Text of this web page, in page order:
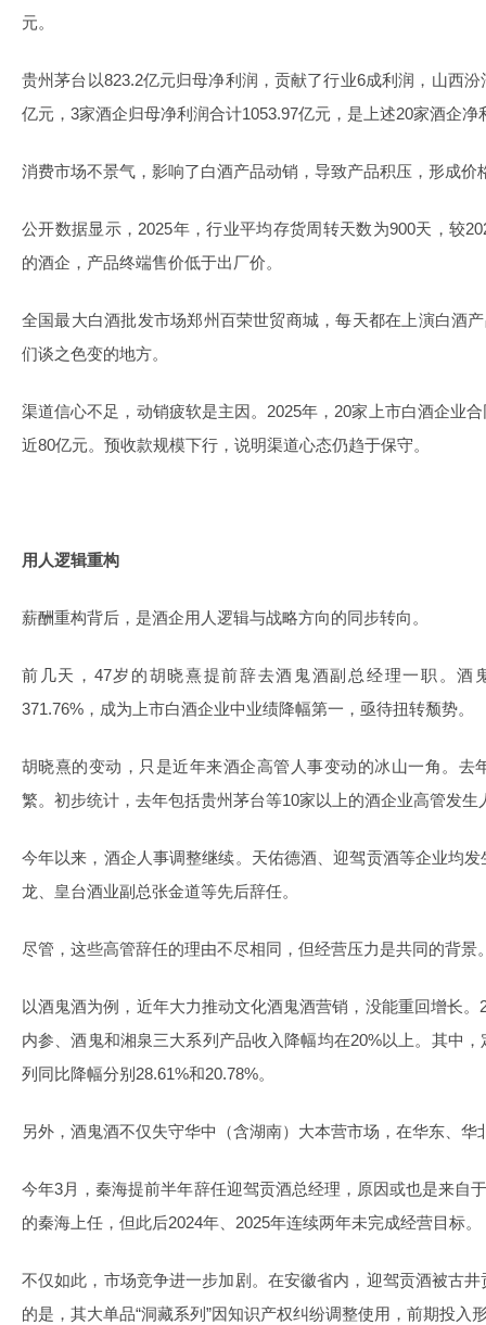
元。
贵州茅台以823.2亿元归母净利润，贡献了行业6成利润，山西
亿元，3家酒企归母净利润合计1053.97亿元，是上述20家酒企净
消费市场不景气，影响了白酒产品动销，导致产品积压，形成价
公开数据显示，2025年，行业平均存货周转天数为900天，较
的酒企，产品终端售价低于出厂价。
全国最大白酒批发市场郑州百荣世贸商城，每天都在上演白酒
们谈之色变的地方。
渠道信心不足，动销疲软是主因。2025年，20家上市白酒企业
近80亿元。预收款规模下行，说明渠道心态仍趋于保守。
用人逻辑重构
薪酬重构背后，是酒企用人逻辑与战略方向的同步转向。
前几天，47岁的胡晓熹提前辞去酒鬼酒副总经理一职。酒
371.76%，成为上市白酒企业中业绩降幅第一，亟待扭转颓势。
胡晓熹的变动，只是近年来酒企高管人事变动的冰山一角。去
繁。初步统计，去年包括贵州茅台等10家以上的酒企业高管发生
今年以来，酒企人事调整继续。天佑德酒、迎驾贡酒等企业均
龙、皇台酒业副总张金道等先后辞任。
尽管，这些高管辞任的理由不尽相同，但经营压力是共同的背景
以酒鬼酒为例，近年大力推动文化酒鬼酒营销，没能重回增长
内参、酒鬼和湘泉三大系列产品收入降幅均在20%以上。其中
列同比降幅分别28.61%和20.78%。
另外，酒鬼酒不仅失守华中（含湖南）大本营市场，在华东、华
今年3月，秦海提前半年辞任迎驾贡酒总经理，原因或也是来自
的秦海上任，但此后2024年、2025年连续两年未完成经营目标。
不仅如此，市场竞争进一步加剧。在安徽省内，迎驾贡酒被古
的是，其大单品“洞藏系列”因知识产权纠纷调整使用，前期投入